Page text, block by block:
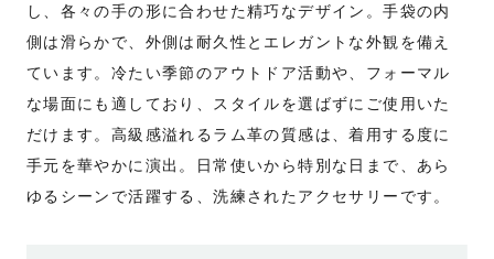
し、各々の手の形に合わせた精巧なデザイン。手袋の内
側は滑らかで、外側は耐久性とエレガントな外観を備え
ています。冷たい季節のアウトドア活動や、フォーマル
な場面にも適しており、スタイルを選ばずにご使用いた
だけます。高級感溢れるラム革の質感は、着用する度に
手元を華やかに演出。日常使いから特別な日まで、あら
ゆるシーンで活躍する、洗練されたアクセサリーです。